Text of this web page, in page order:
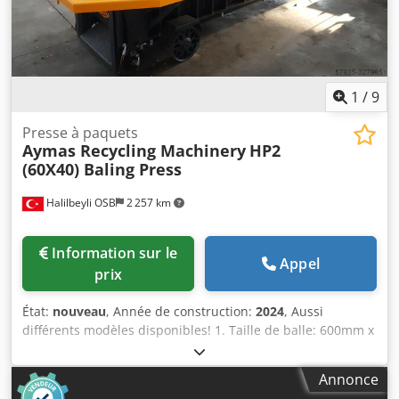
1 /9
Halilbeyli OSB 2 257 km
Presse à paquets
Aymas Recycling Machinery HP2
(60X40) Baling Press
prix
Appel
État: nouveau, Année de construction: 2024, Aussi
différents modèles disponibles! 1. Taille de balle: 600mm x
400mm x ... 2. Dimension du conteneur (largeur x longueur
x hauteur): 620 mm x 1300 mm x 620 mm 3. Capacité: 0,8 -
1,2 tonnes / heure (fer - acier) 4. Poids de la balle: 45 - 100
Annonce